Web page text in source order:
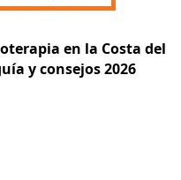
en la Costa del
y consejos 2026